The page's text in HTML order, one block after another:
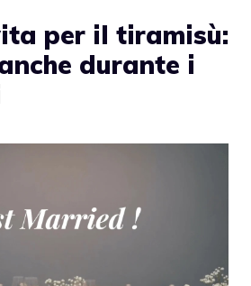
per il tiramisù:
durante i